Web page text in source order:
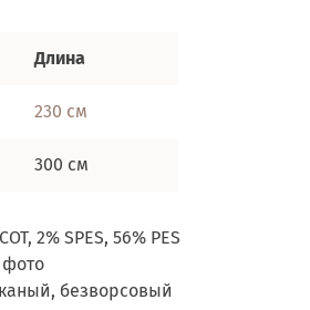
Длина
230 см
300 см
2% SPES, 56% PES
фото
безворсовый